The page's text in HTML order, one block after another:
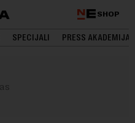
SHOP
SPECIJALI PRESS AKADEMIJA